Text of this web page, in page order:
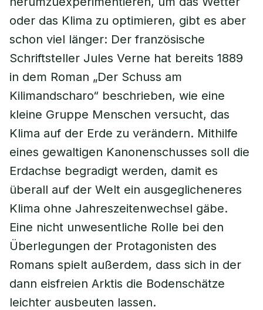
oder das Klima zu optimieren, gibt es aber
schon viel länger: Der französische
Schriftsteller Jules Verne hat bereits 1889
in dem Roman „Der Schuss am
Kilimandscharo“ beschrieben, wie eine
kleine Gruppe Menschen versucht, das
Klima auf der Erde zu verändern. Mithilfe
eines gewaltigen Kanonenschusses soll die
Erdachse begradigt werden, damit es
überall auf der Welt ein ausgeglicheneres
Klima ohne Jahreszeitenwechsel gäbe.
Eine nicht unwesentliche Rolle bei den
Überlegungen der Protagonisten des
Romans spielt außerdem, dass sich in der
dann eisfreien Arktis die Bodenschätze
leichter ausbeuten lassen.